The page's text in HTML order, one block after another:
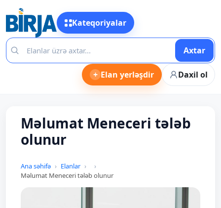
Kateqoriyalar
Axtar
+ Elan yerləşdir Daxil ol
Məlumat Meneceri tələb
olunur
Ana səhifə
Elanlar
Məlumat Meneceri tələb olunur